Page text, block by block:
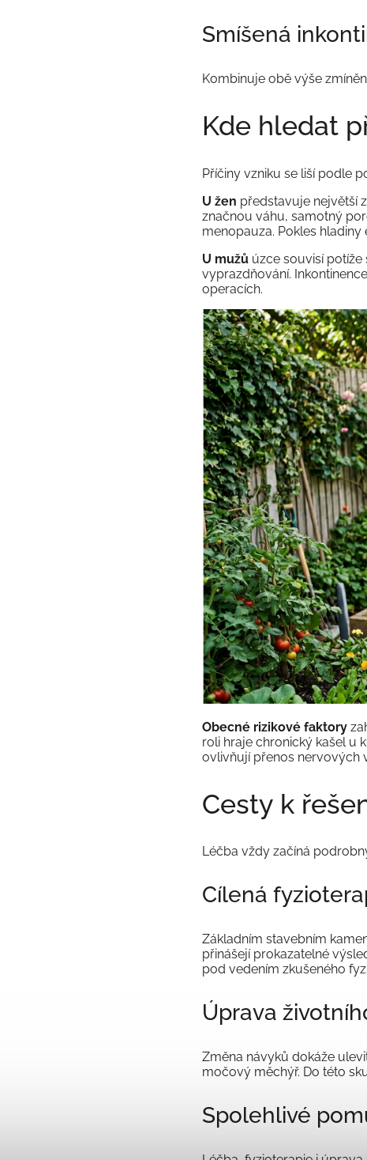
Smíšená
Kombinuje obě výše
Kde hledat
Příčiny vzniku se liší podle
U žen představuje největší
značnou váhu, samotný
menopauza. Pokles
U mužů úzce souvisí
vyprazdňování.
operacích.
Obecné rizikové faktory
roli hraje chronický kašel u
ovlivňují přenos nervových
Cesty k
Léčba vždy začíná
Cílená
Základním stavebním
přinášejí prokazatelné
pod vedením zkušeného
Úprava
Změna návyků dokáže
močový měchýř. Do této
Spolehlivé